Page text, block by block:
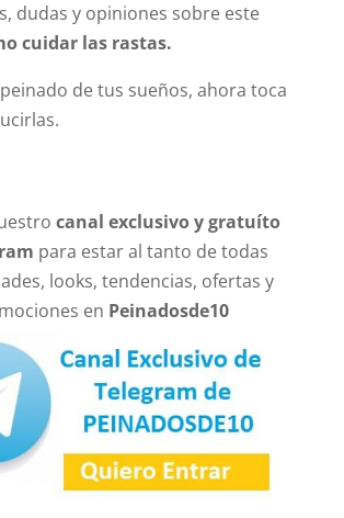
dudas y opiniones sobre este
cuidar las rastas.
de tus sueños, ahora toca
canal exclusivo y gratuíto
para estar al tanto de todas
looks, tendencias, ofertas y
en Peinadosde10